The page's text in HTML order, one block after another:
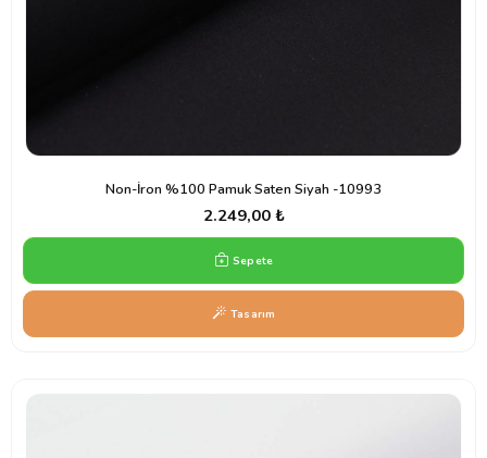
Non-İron %100 Pamuk Saten Siyah -10993
2.249,00 ₺
Sepete
Tasarım